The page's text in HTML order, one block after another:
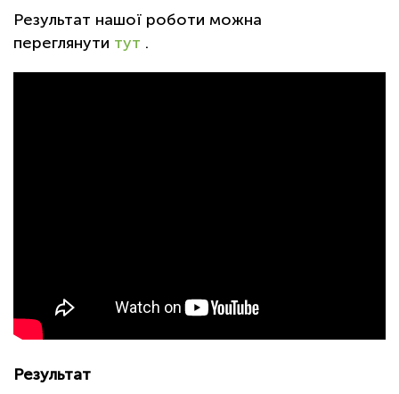
Результат нашої роботи можна
переглянути тут .
Результат